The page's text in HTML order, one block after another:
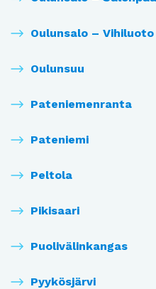
Oulunsalo – Vihiluoto
Oulunsuu
Pateniemenranta
Pateniemi
Peltola
Pikisaari
Puolivälinkangas
Pyykösjärvi